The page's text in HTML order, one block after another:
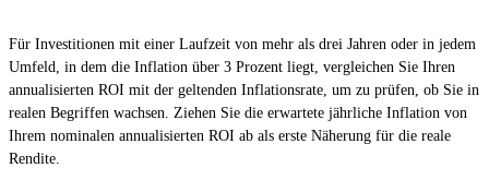
Für Investitionen mit einer Laufzeit von mehr als drei Jahren oder in jedem
Umfeld, in dem die Inflation über 3 Prozent liegt, vergleichen Sie Ihren
annualisierten ROI mit der geltenden Inflationsrate, um zu prüfen, ob Sie in
realen Begriffen wachsen. Ziehen Sie die erwartete jährliche Inflation von
Ihrem nominalen annualisierten ROI ab als erste Näherung für die reale
Rendite.